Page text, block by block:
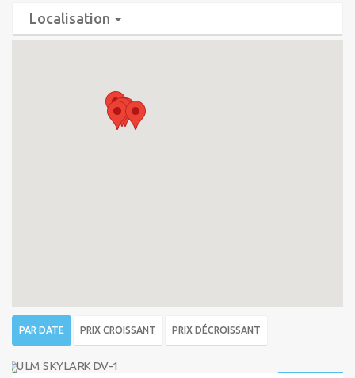
Localisation
PAR DATE PRIX CROISSANT PRIX DÉCROISSANT